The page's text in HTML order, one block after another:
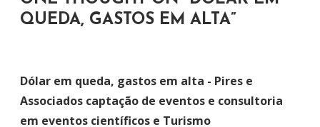
E
S
T
QUEDA, GASTOS EM ALTA”
Dólar em queda, gastos em alta - Pires e
Associados captação de eventos e consultoria
em eventos científicos e Turismo